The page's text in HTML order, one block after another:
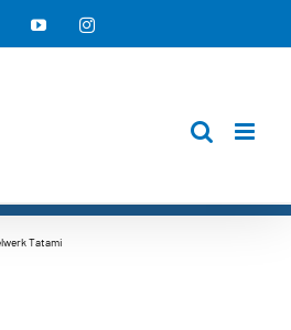
FacebookYouTubeInstagram
Tatami